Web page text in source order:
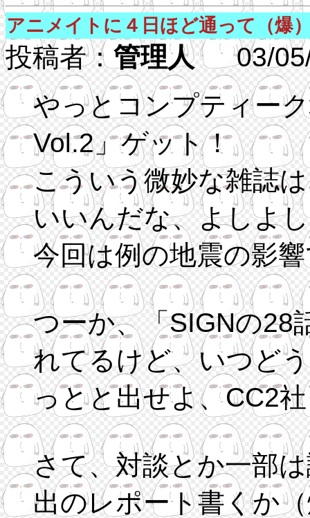
アニメイトに４日ほど通って（爆
投稿者： 管理人03/05/
やっとコンプティー
Vol.2」ゲット！
こういう微妙な雑誌
いいんだな、よしよ
今回は例の地震の影
つーか、「SIGNの28
れてるけど、いつど
っとと出せよ、CC2
さて、対談とか一部
出のレポート書くか